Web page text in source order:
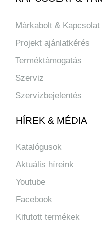
Márkabolt & Kapcsolat
Projekt ajánlatkérés
Terméktámogatás
Szerviz
Szervizbejelentés
HÍREK & MÉDIA
Katalógusok
Aktuális híreink
Youtube
Facebook
Kifutott termékek